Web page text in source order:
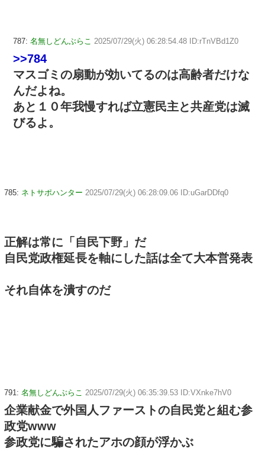
787: 名無しどんぶらこ 2025/07/29(火) 06:28:54.48 ID:rTnVBd1Z0
>>784
マスゴミの扇動が効いてるのは高齢者だけな
んだよね。
あと１０年我慢すれば立憲民主と共産党は滅
びるよ。
785: ネトサポハンター 2025/07/29(火) 06:28:09.06 ID:uGarDDfq0
正解は常に「自民下野」だ
自民党政権延長を軸にした話は全て大本営発表
それ自体を潰すのだ
791: 名無しどんぶらこ 2025/07/29(火) 06:35:39.53 ID:VXnke7hV0
企業献金で外国人ファーストの自民党と組む参
政党www
参政党に騙されたアホの顔が浮かぶ